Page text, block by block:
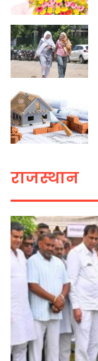
राजस्थान